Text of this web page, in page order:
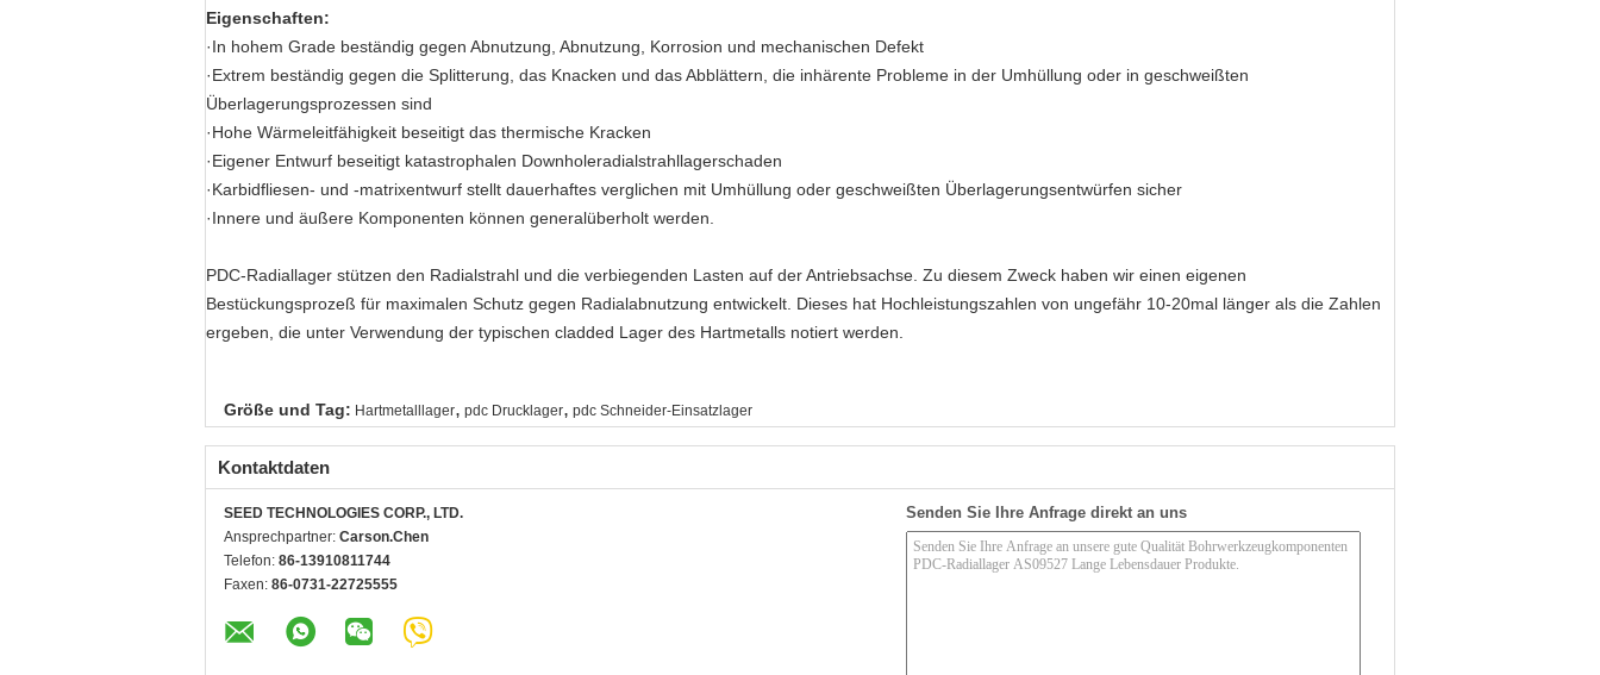
Eigenschaften:
·In hohem Grade beständig gegen Abnutzung, Abnutzung, Korrosion und mechanischen Defekt
·Extrem beständig gegen die Splitterung, das Knacken und das Abblättern, die inhärente Probleme in der Umhüllung oder in geschweißten
Überlagerungsprozessen sind
·Hohe Wärmeleitfähigkeit beseitigt das thermische Kracken
·Eigener Entwurf beseitigt katastrophalen Downholeradialstrahllagerschaden
·Karbidfliesen- und -matrixentwurf stellt dauerhaftes verglichen mit Umhüllung oder geschweißten Überlagerungsentwürfen sicher
·Innere und äußere Komponenten können generalüberholt werden.
PDC-Radiallager stützen den Radialstrahl und die verbiegenden Lasten auf der Antriebsachse. Zu diesem Zweck haben wir einen eigenen
Bestückungsprozeß für maximalen Schutz gegen Radialabnutzung entwickelt. Dieses hat Hochleistungszahlen von ungefähr 10-20mal länger als die Zahlen
ergeben, die unter Verwendung der typischen cladded Lager des Hartmetalls notiert werden.
Größe und Tag: Hartmetalllager, pdc Drucklager, pdc Schneider-Einsatzlager
Kontaktdaten
SEED TECHNOLOGIES CORP., LTD.
Ansprechpartner: Carson.Chen
Telefon: 86-13910811744
Faxen: 86-0731-22725555
Senden Sie Ihre Anfrage direkt an uns